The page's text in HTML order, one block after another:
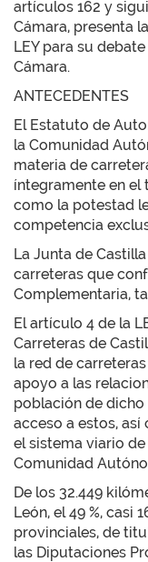
artículos 162 y
Cámara, presenta
LEY para su
Cámara.
ANTECEDENTES
El Estatuto de
la Comunidad
materia de
íntegramente en el
como la potestad
competencia
La Junta de
carreteras que
Complementaria,
El artículo 4 de la
Carreteras de
la red de
apoyo a las
población de
acceso a estos,
el sistema viario
Comunidad
De los 32.449
León, el 49 %, casi
provinciales, de
las Diputaciones